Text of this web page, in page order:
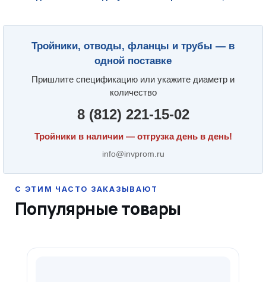
Тройники, отводы, фланцы и трубы — в
одной поставке
Пришлите спецификацию или укажите диаметр и
количество
8 (812) 221-15-02
Тройники в наличии — отгрузка день в день!
info@invprom.ru
Популярные товары